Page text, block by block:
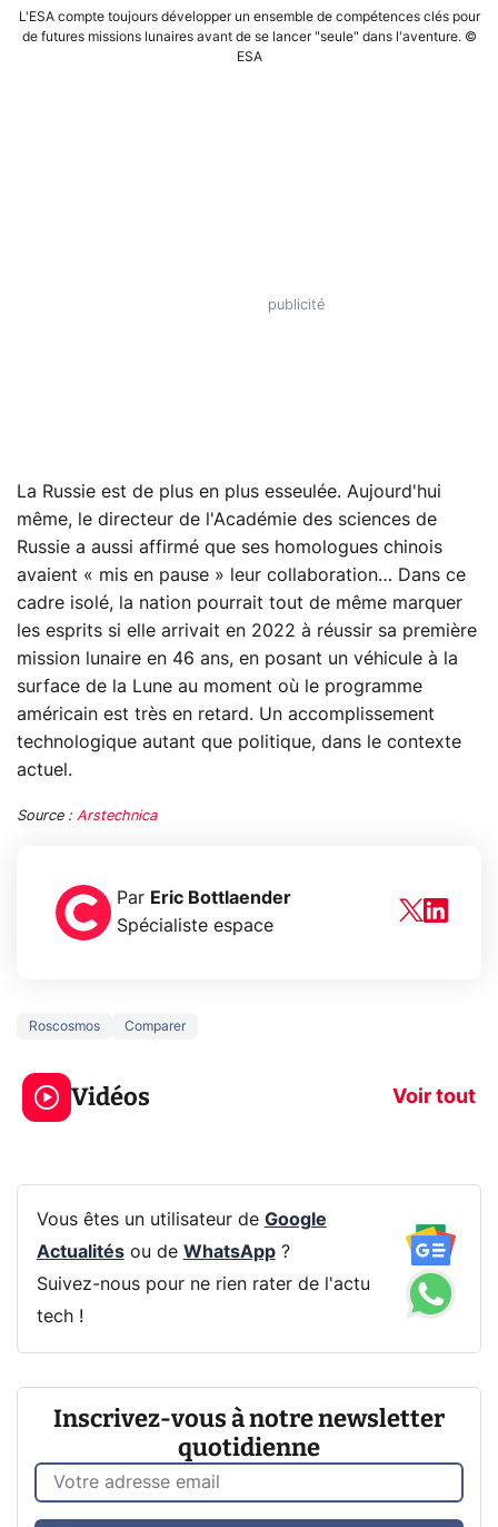
L'ESA compte toujours développer un ensemble de compétences clés pour
de futures missions lunaires avant de se lancer "seule" dans l'aventure. ©
ESA
La Russie est de plus en plus esseulée. Aujourd'hui
même, le directeur de l'Académie des sciences de
Russie a aussi affirmé que ses homologues chinois
avaient « mis en pause » leur collaboration… Dans ce
cadre isolé, la nation pourrait tout de même marquer
les esprits si elle arrivait en 2022 à réussir sa première
mission lunaire en 46 ans, en posant un véhicule à la
surface de la Lune au moment où le programme
américain est très en retard. Un accomplissement
technologique autant que politique, dans le contexte
actuel.
Source : Arstechnica
Par Eric Bottlaender
Spécialiste espace
Roscosmos Comparer
Vidéos Voir tout
3 écrans en 1 pour
319€ ? Voici L'AOC
CQ32G4ZA !
prochaine
Vous êtes un utilisateur de Google
Actualitésou de WhatsApp?
Suivez-nous pour ne rien rater de l'actu
tech !
Inscrivez-vous à notre newsletter
quotidienne